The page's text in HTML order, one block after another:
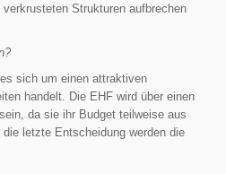
Strukturen aufbrechen
sich um einen attraktiven
handelt. Die EHF wird über einen
da sie ihr Budget teilweise aus
letzte Entscheidung werden die